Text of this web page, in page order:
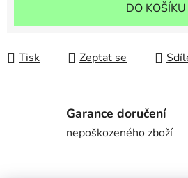
DO KOŠÍKU
Tisk Zeptat se
Garance doručení
nepoškozeného zboží